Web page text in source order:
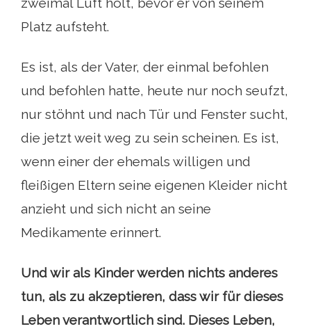
Platz aufsteht.
Es ist, als der Vater, der einmal befohlen
und befohlen hatte, heute nur noch seufzt,
nur stöhnt und nach Tür und Fenster sucht,
die jetzt weit weg zu sein scheinen. Es ist,
wenn einer der ehemals willigen und
fleißigen Eltern seine eigenen Kleider nicht
anzieht und sich nicht an seine
Medikamente erinnert.
Und wir als Kinder werden nichts anderes
tun, als zu akzeptieren, dass wir für dieses
Leben verantwortlich sind. Dieses Leben,